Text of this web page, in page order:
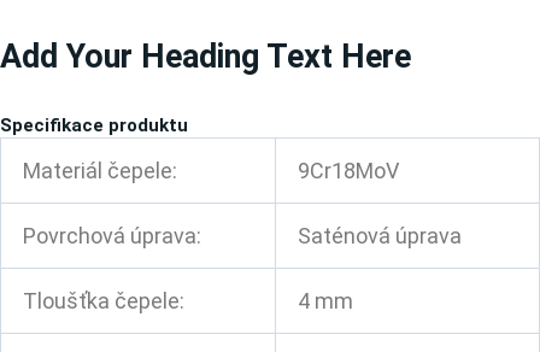
na
Add Your Heading Text Here
Specifikace produktu
Materiál čepele: 9Cr18MoV
Povrchová úprava: Saténová úprava
Tloušťka čepele: 4 mm